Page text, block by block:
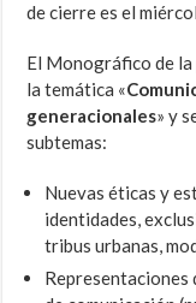
de cierre es el
El Monográfico de
la temática «
generacionales» y
subtemas:
Nuevas éticas y
identidades,
tribus urbanas,
Representaciones